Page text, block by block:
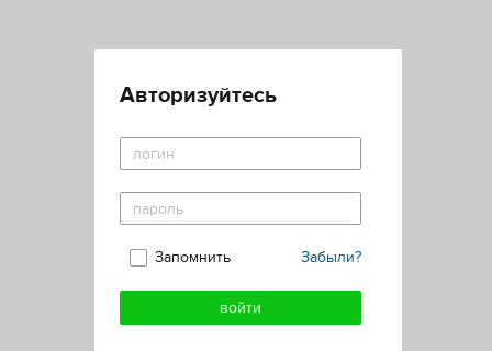
Авторизуйтесь
Забыли?
Запомнить